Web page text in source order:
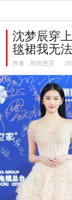
沈梦辰穿
毯裙我无
作者： 时尚芭莎